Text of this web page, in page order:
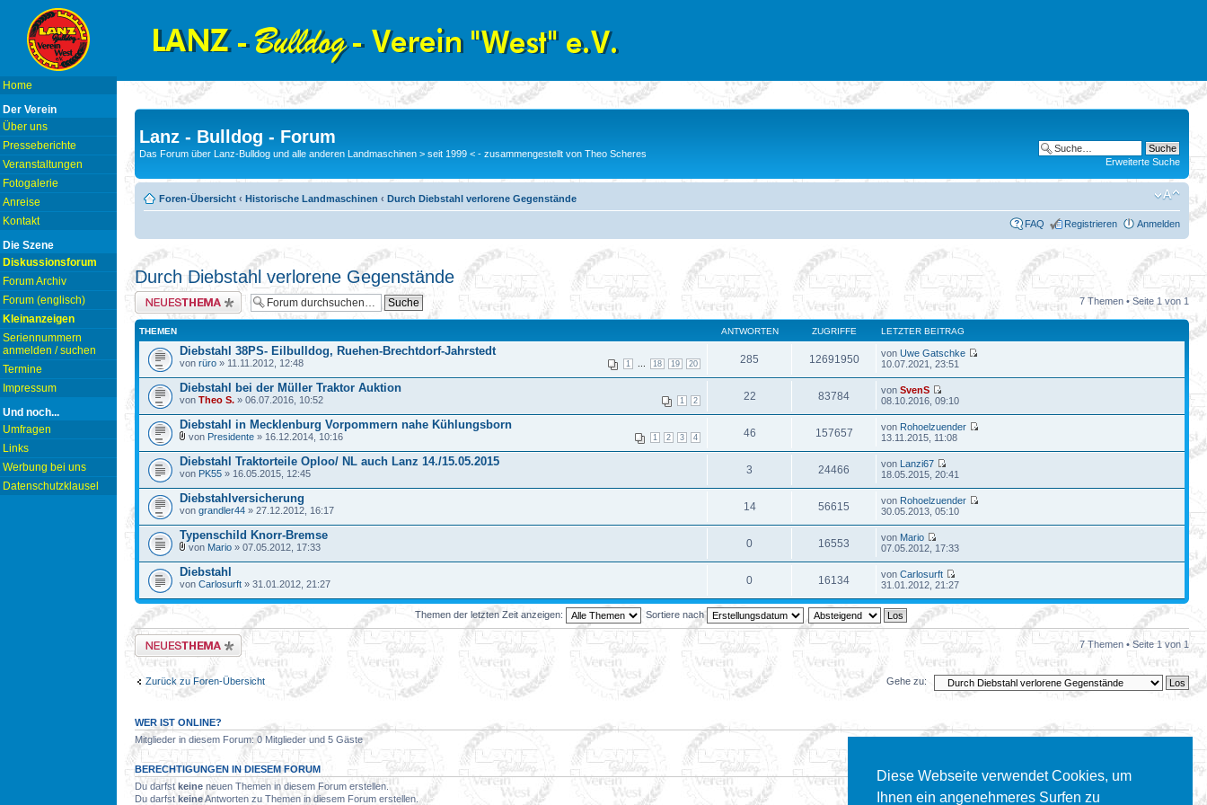
Diese Webseite verwendet Cookies, um
Ihnen ein angenehmeres Surfen zu
Home
Der Verein
Über uns
Presseberichte
Veranstaltungen
Fotogalerie
Anreise
Kontakt
Die Szene
Diskussionsforum
Forum Archiv
Forum (englisch)
Kleinanzeigen
Seriennummern
anmelden / suchen
Termine
Impressum
Und noch...
Umfragen
Links
Werbung bei uns
Datenschutzklausel
Lanz - Bulldog - Forum
Das Forum über Lanz-Bulldog und alle anderen Landmaschinen > seit 1999 < - zusammengestellt von Theo Scheres
Erweiterte Suche
Foren-Übersicht ‹ Historische Landmaschinen ‹ Durch Diebstahl verlorene Gegenstände
FAQ Registrieren Anmelden
Durch Diebstahl verlorene Gegenstände
Neues Thema erstellen 7 Themen • Seite 1 von 1
THEMEN ANTWORTEN ZUGRIFFE LETZTER BEITRAG
Diebstahl 38PS- Eilbulldog, Ruehen-Brechtdorf-Jahrstedt
1 18 19 20
von rüro » 11.11.2012, 12:48 285 12691950 vonUwe Gatschke
10.07.2021, 23:51
Diebstahl bei der Müller Traktor Auktion
1 2
von Theo S. » 06.07.2016, 10:52 22 83784 vonSvenS
08.10.2016, 09:10
Diebstahl in Mecklenburg Vorpommern nahe Kühlungsborn
1 2 3 4
von Presidente » 16.12.2014, 10:16 46 157657 von Rohoelzuender
13.11.2015, 11:08
Diebstahl Traktorteile Oploo/ NL auch Lanz 14./15.05.2015
von PK55 » 16.05.2015, 12:45 3 24466 von Lanzi67
18.05.2015, 20:41
Diebstahlversicherung
von grandler44 » 27.12.2012, 16:17 14 56615 von Rohoelzuender
30.05.2013, 05:10
Typenschild Knorr-Bremse
von Mario » 07.05.2012, 17:33 0 16553 von Mario
07.05.2012, 17:33
Diebstahl
von Carlosurft » 31.01.2012, 21:27 0 16134 vonCarlosurft
31.01.2012, 21:27
Themen der letzten Zeit anzeigen: Sortiere nach
Neues Thema erstellen 7 Themen • Seite1von 1
Zurück zu Foren-Übersicht Gehe zu:
WER IST ONLINE?
Mitglieder in diesem Forum: 0 Mitglieder und 5 Gäste
BERECHTIGUNGEN IN DIESEM FORUM
Du darfstkeine neuen Themen in diesem Forum erstellen.
Du darfstkeineAntworten zu Themen in diesem Forum erstellen.